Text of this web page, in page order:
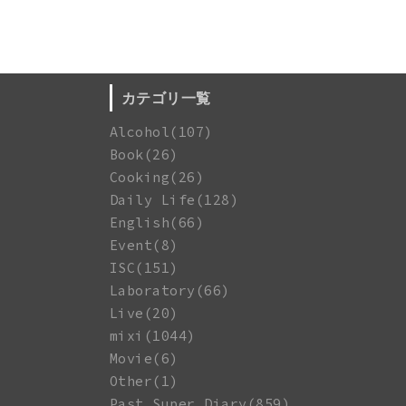
カテゴリ一覧
Alcohol(107)
Book(26)
Cooking(26)
Daily Life(128)
English(66)
Event(8)
ISC(151)
Laboratory(66)
Live(20)
mixi(1044)
Movie(6)
Other(1)